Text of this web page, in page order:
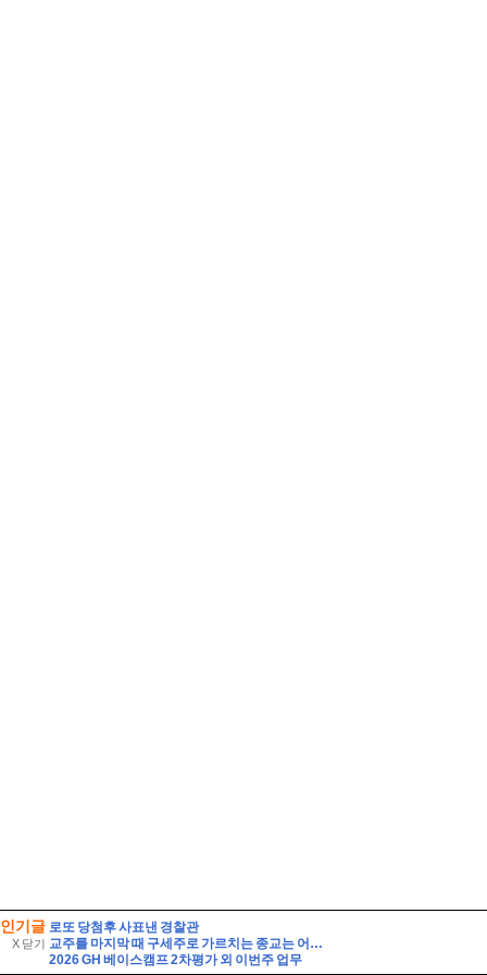
인기글
X 닫기
로또 당첨후 사표낸 경찰관
교주를 마지막 때 구세주로 가르치는 종교는 어떻게 되는가? 상세히
2026 GH 베이스캠프 2차평가 외 이번주 업무